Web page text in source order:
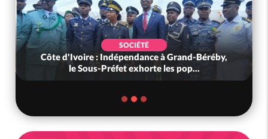
SOCIÉTÉ
: Indépendance à Grand-Béréby,
Préfet exhorte les pop...
Côte d'Ivoire :